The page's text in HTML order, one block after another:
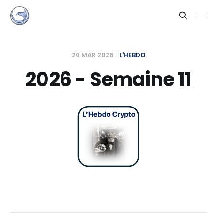
20 MAR 2026 L'HEBDO
2026 - Semaine 11